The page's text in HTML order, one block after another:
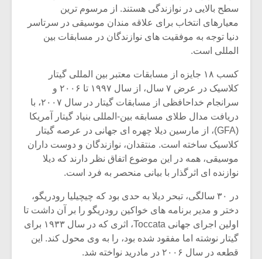
سطح بالایی در نوازندگی هستند. از مرسوم ترین
معیارهای انتخاب برای علاقه مندان موسیقی در سرتاسر
دنیا توجه به موفقیت های نوازندگان در مسابقات بین
المللی است.
کسب ۱۸ جایزه از مسابقات معتبر بین المللی گیتار
کلاسیک در عرض ۷ سال، از سال ۱۹۹۷ تا ۲۰۰۶ و
سرانجام خداحافظی از مسابقات گیتار در سال ۲۰۰۷، با
دریافت مدال طلای مسابقه بین-المللی بنیاد گیتار آمریکا
(GFA)، از مارسین دیلا چهره ای جهانی در عرصه گیتار
کلاسیک ساخته است. منتقدان، نوازندگان و دوست داران
موسیقی، همه در این موضوع اتفاق نظر دارند که دیلا
نوازنده ای اثرگذار با بیانی منحصر به فرد است.
در ۳۰ سالگی، تبحر دیلا به حدی بود که چیچیلیا رودریگو،
دختر و مدیر برنامه های خواکین رودریگو را بر آن داشت تا
اولین اجرای جهانی Toccata، اثری که در سال ۱۹۳۳ برای
گیتار نوشته اما مفقود شده بود، را به وی محول کند. این
قطعه در سال ۲۰۰۶ در مادرید نواخته شد.
میکلوش روژا
یادداشتی بر موسیقی
متن فیلم «متری
شیش و نیم»
اگر نمی توانی
مشهورترین باشی،
بدنام ترین باش
موسیقی
موسیقی
سکانسی